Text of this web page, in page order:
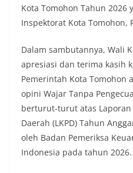
Kota Tomohon Tahun 2026
Inspektorat Kota Tomohon,
Dalam sambutannya, Wali
apresiasi dan terima kasih
Pemerintah Kota Tomohon
opini Wajar Tanpa
berturut-turut atas Laporan
Daerah (LKPD) Tahun
oleh Badan Pemeriksa
Indonesia pada tahun 2026.